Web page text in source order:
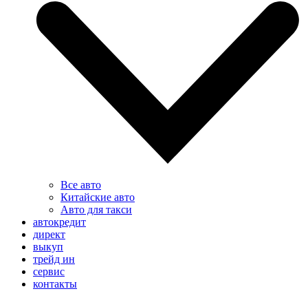
Все авто
Китайские авто
Авто для такси
автокредит
директ
выкуп
трейд ин
сервис
контакты